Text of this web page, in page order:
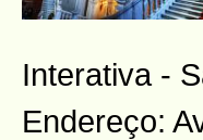
Interativa -
Endereço: